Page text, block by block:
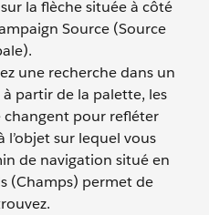
la flèche située à côté
Source (Source
une recherche dans un
partir de la palette, les
pour refléter
l’objet sur lequel vous
de navigation situé en
(Champs) permet de